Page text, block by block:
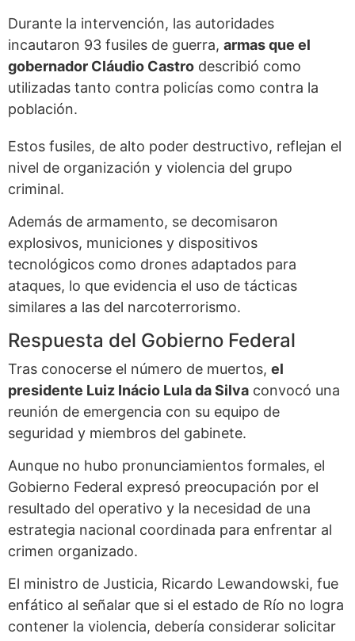
Durante la intervención, las autoridades
incautaron 93 fusiles de guerra, armas que el
gobernador Cláudio Castro describió como
utilizadas tanto contra policías como contra la
población.
Estos fusiles, de alto poder destructivo, reflejan el
nivel de organización y violencia del grupo
criminal.
Además de armamento, se decomisaron
explosivos, municiones y dispositivos
tecnológicos como drones adaptados para
ataques, lo que evidencia el uso de tácticas
similares a las del narcoterrorismo.
Respuesta del Gobierno Federal
Tras conocerse el número de muertos, el
presidente Luiz Inácio Lula da Silva convocó una
reunión de emergencia con su equipo de
seguridad y miembros del gabinete.
Aunque no hubo pronunciamientos formales, el
Gobierno Federal expresó preocupación por el
resultado del operativo y la necesidad de una
estrategia nacional coordinada para enfrentar al
crimen organizado.
El ministro de Justicia, Ricardo Lewandowski, fue
enfático al señalar que si el estado de Río no logra
contener la violencia, debería considerar solicitar